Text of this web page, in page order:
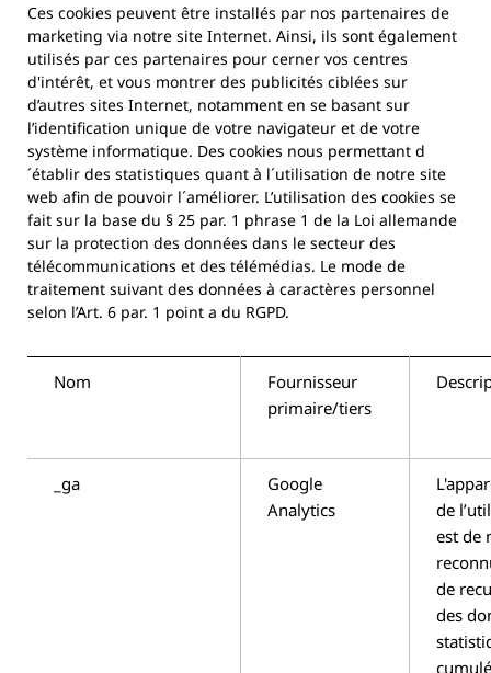
Ces cookies peuvent être installés par nos partenaires de
marketing via notre site Internet. Ainsi, ils sont également
utilisés par ces partenaires pour cerner vos centres
d'intérêt, et vous montrer des publicités ciblées sur
d’autres sites Internet, notamment en se basant sur
l’identification unique de votre navigateur et de votre
système informatique. Des cookies nous permettant d
´établir des statistiques quant à l´utilisation de notre site
web afin de pouvoir l´améliorer. L’utilisation des cookies se
fait sur la base du § 25 par. 1 phrase 1 de la Loi allemande
sur la protection des données dans le secteur des
télécommunications et des télémédias. Le mode de
traitement suivant des données à caractères personnel
selon l’Art. 6 par. 1 point a du RGPD.
Nom
Fournisseur
primaire/tiers
_ga
Google
Analytics
de
est de
de
des